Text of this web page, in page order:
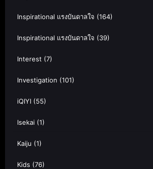
Inspirational แรงบันดาลใจ (164)
Inspirational แรงบันดาลใจ (39)
Interest (7)
Investigation (101)
iQIYI (55)
Isekai (1)
Kaiju (1)
Kids (76)